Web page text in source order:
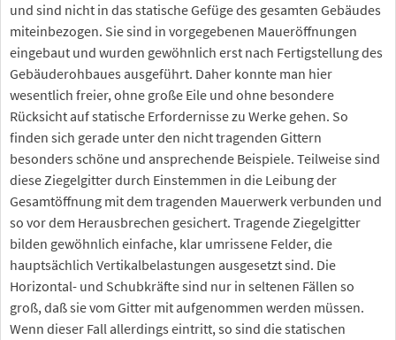
und sind nicht in das statische Gefüge des gesamten Gebäudes
miteinbezogen. Sie sind in vorgegebenen Maueröffnungen
eingebaut und wurden gewöhnlich erst nach Fertigstellung des
Gebäuderohbaues ausgeführt. Daher konnte man hier
wesentlich freier, ohne große Eile und ohne besondere
Rücksicht auf statische Erfordernisse zu Werke gehen. So
finden sich gerade unter den nicht tragenden Gittern
besonders schöne und ansprechende Beispiele. Teilweise sind
diese Ziegelgitter durch Einstemmen in die Leibung der
Gesamtöffnung mit dem tragenden Mauerwerk verbunden und
so vor dem Herausbrechen gesichert. Tragende Ziegelgitter
bilden gewöhnlich einfache, klar umrissene Felder, die
hauptsächlich Vertikalbelastungen ausgesetzt sind. Die
Horizontal- und Schubkräfte sind nur in seltenen Fällen so
groß, daß sie vom Gitter mit aufgenommen werden müssen.
Wenn dieser Fall allerdings eintritt, so sind die statischen